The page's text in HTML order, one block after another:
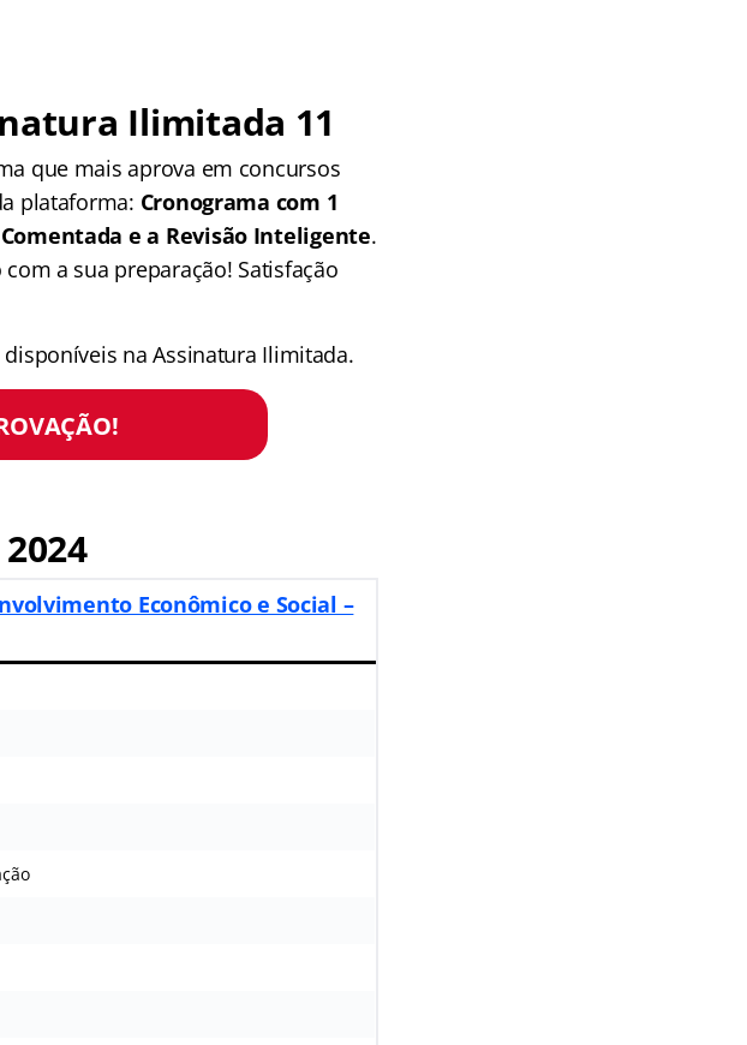
Ilimitada 11
que mais aprova em concursos
plataforma: Cronograma com 1
e a Revisão Inteligente.
a sua preparação! Satisfação
disponíveis na Assinatura Ilimitada.
Econômico e Social –